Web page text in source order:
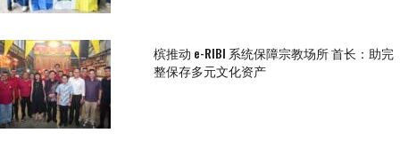
槟推动 e-RIBI 系统保障宗教场所 首长：助完
整保存多元文化资产